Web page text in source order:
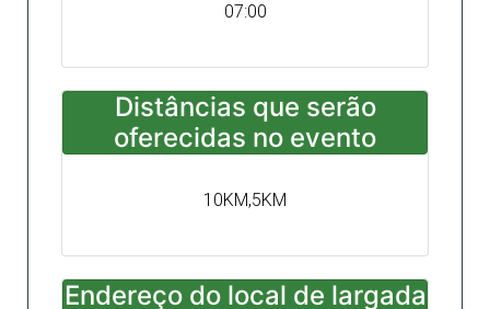
07:00
Distâncias que serão
oferecidas no evento
10KM,5KM
Endereço do local de largada